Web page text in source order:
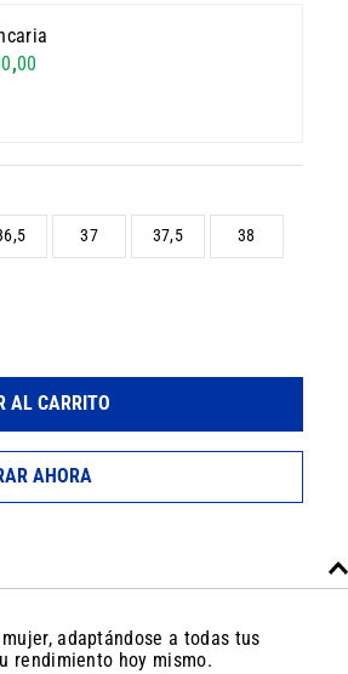
,00
37 37,5 38
AL CARRITO
AHORA
adaptándose a todas tus
rendimiento hoy mismo.